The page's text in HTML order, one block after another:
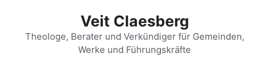
springen
Veit Claesberg
Theologe, Berater und Verkündiger für Gemeinden,
Werke und Führungskräfte